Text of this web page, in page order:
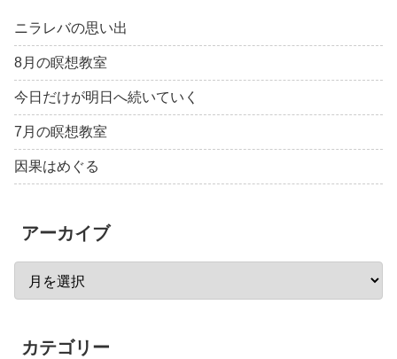
ニラレバの思い出
8月の瞑想教室
今日だけが明日へ続いていく
7月の瞑想教室
因果はめぐる
アーカイブ
カテゴリー